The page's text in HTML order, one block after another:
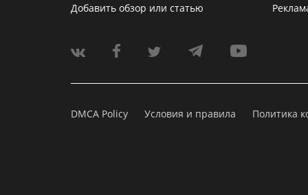
Добавить обзор или статью
DMCA Policy Условия и правила Политика